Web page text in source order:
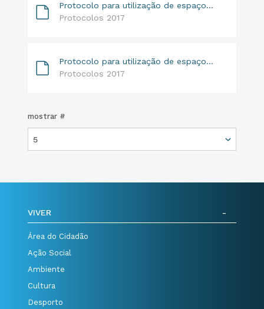
Protocolo para utilização de espaços do Estádio Municipal de Tábua - Grupo Desportivo Tourizense
Protocolos 2017
Protocolo para utilização de espaços do Estádio Municipal de Tábua - Grupo Desportivo Tabuense
Protocolos 2017
mostrar #
VIVER
Área do Cidadão
Ação Social
Ambiente
Cultura
Desporto